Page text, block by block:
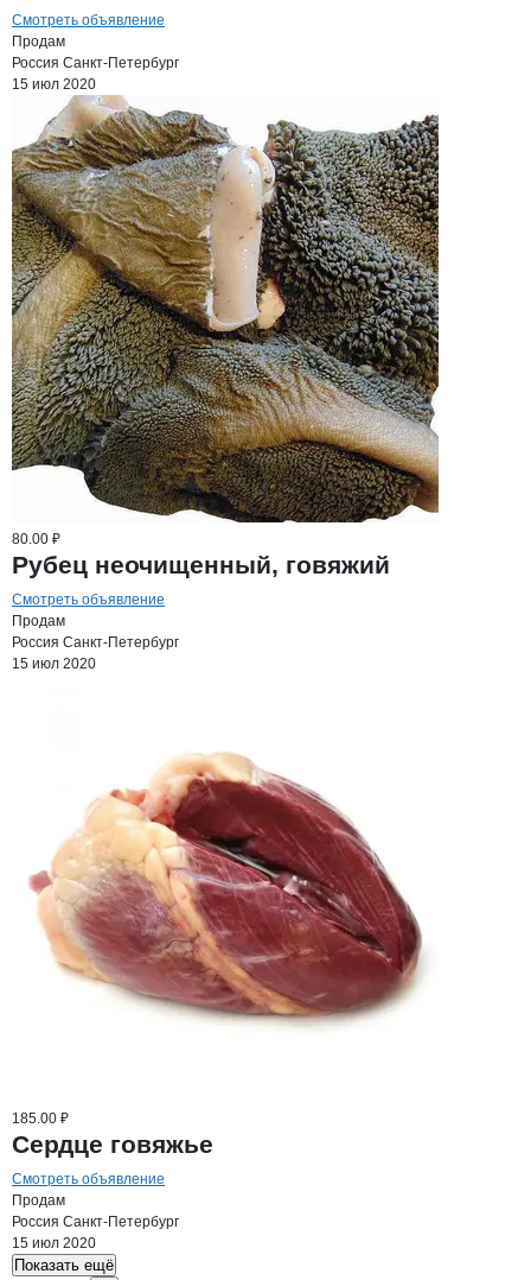
Смотреть объявление
Продам
Россия Санкт-Петербург
15 июл 2020
80.00 ₽
Рубец неочищенный, говяжий
Смотреть объявление
Продам
Россия Санкт-Петербург
15 июл 2020
185.00 ₽
Сердце говяжье
Смотреть объявление
Продам
Россия Санкт-Петербург
15 июл 2020
Показать ещё